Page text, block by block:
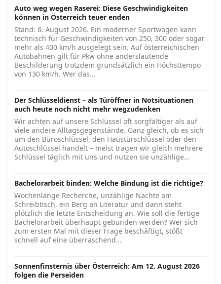
Auto weg wegen Raserei: Diese Geschwindigkeiten
können in Österreich teuer enden
Stand: 6. August 2026. Ein moderner Sportwagen kann
technisch für Geschwindigkeiten von 250, 300 oder sogar
mehr als 400 km/h ausgelegt sein. Auf österreichischen
Autobahnen gilt für Pkw ohne anderslautende
Beschilderung trotzdem grundsätzlich ein Höchsttempo
von 130 km/h. Wer das...
Der Schlüsseldienst – als Türöffner in Notsituationen
auch heute noch nicht mehr wegzudenken
Wir achten auf unsere Schlüssel oft sorgfältiger als auf
viele andere Alltagsgegenstände. Ganz gleich, ob es sich
um den Büroschlüssel, den Haustürschlüssel oder den
Autoschlüssel handelt – meist tragen wir gleich mehrere
Schlüssel täglich mit uns und nutzen sie unzählige...
Bachelorarbeit binden: Welche Bindung ist die richtige?
Wochenlange Recherche, unzählige Nächte am
Schreibtisch, ein Berg an Literatur und dann steht
plötzlich die letzte Entscheidung an. Wie soll die fertige
Bachelorarbeit überhaupt gebunden werden? Wer sich
zum ersten Mal mit dieser Frage beschäftigt, stößt
schnell auf eine überraschend...
Sonnenfinsternis über Österreich: Am 12. August 2026
folgen die Perseiden